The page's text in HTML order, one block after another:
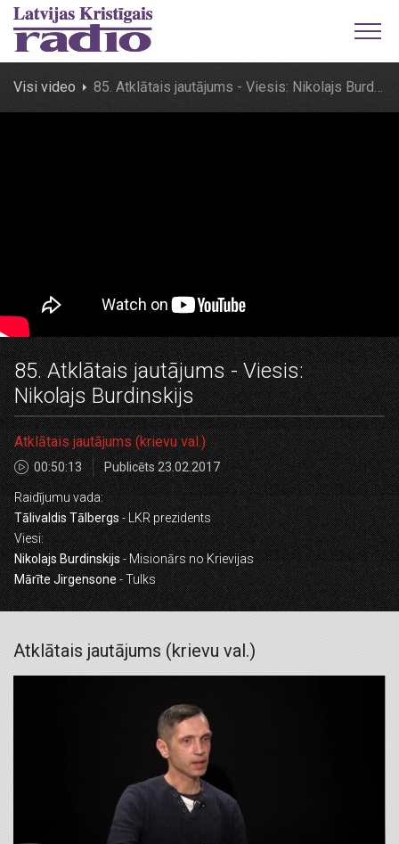
Visi video 85. Atklātais jautājums - Viesis: Nikolajs Burdinskijs
85. Atklātais jautājums - Viesis:
Nikolajs Burdinskijs
Atklātais jautājums (krievu val.)
00:50:13 Publicēts 23.02.2017
Raidījumu vada:
Tālivaldis Tālbergs- LKR prezidents
Viesi:
Nikolajs Burdinskijs- Misionārs no Krievijas
Mārīte Jirgensone- Tulks
Atklātais jautājums (krievu val.)